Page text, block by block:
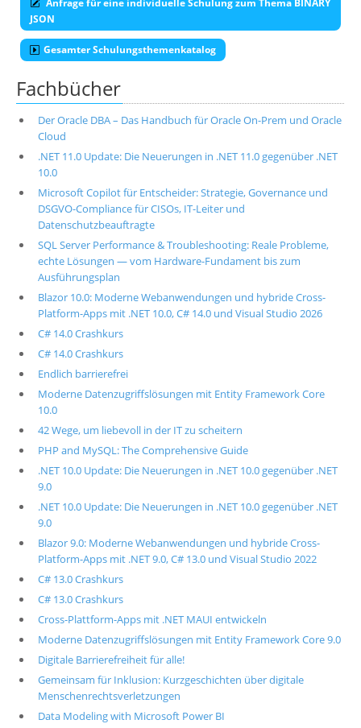
Anfrage für eine individuelle Schulung zum Thema BINARY
JSON
Gesamter Schulungsthemenkatalog
Fachbücher
Der Oracle DBA – Das Handbuch für Oracle On-Prem und Oracle
Cloud
.NET 11.0 Update: Die Neuerungen in .NET 11.0 gegenüber .NET
10.0
Microsoft Copilot für Entscheider: Strategie, Governance und
DSGVO-Compliance für CISOs, IT-Leiter und
Datenschutzbeauftragte
SQL Server Performance & Troubleshooting: Reale Probleme,
echte Lösungen — vom Hardware-Fundament bis zum
Ausführungsplan
Blazor 10.0: Moderne Webanwendungen und hybride Cross-
Platform-Apps mit .NET 10.0, C# 14.0 und Visual Studio 2026
C# 14.0 Crashkurs
C# 14.0 Crashkurs
Endlich barrierefrei
Moderne Datenzugriffslösungen mit Entity Framework Core
10.0
42 Wege, um liebevoll in der IT zu scheitern
PHP and MySQL: The Comprehensive Guide
.NET 10.0 Update: Die Neuerungen in .NET 10.0 gegenüber .NET
9.0
.NET 10.0 Update: Die Neuerungen in .NET 10.0 gegenüber .NET
9.0
Blazor 9.0: Moderne Webanwendungen und hybride Cross-
Platform-Apps mit .NET 9.0, C# 13.0 und Visual Studio 2022
C# 13.0 Crashkurs
C# 13.0 Crashkurs
Cross-Plattform-Apps mit .NET MAUI entwickeln
Moderne Datenzugriffslösungen mit Entity Framework Core 9.0
Digitale Barrierefreiheit für alle!
Gemeinsam für Inklusion: Kurzgeschichten über digitale
Menschenrechtsverletzungen
Data Modeling with Microsoft Power BI